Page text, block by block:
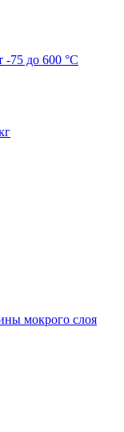
-75 до 600 °С
мокрого слоя